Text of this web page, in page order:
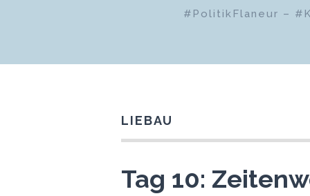
#PolitikFlaneur –
LIEBAU
Tag 10: